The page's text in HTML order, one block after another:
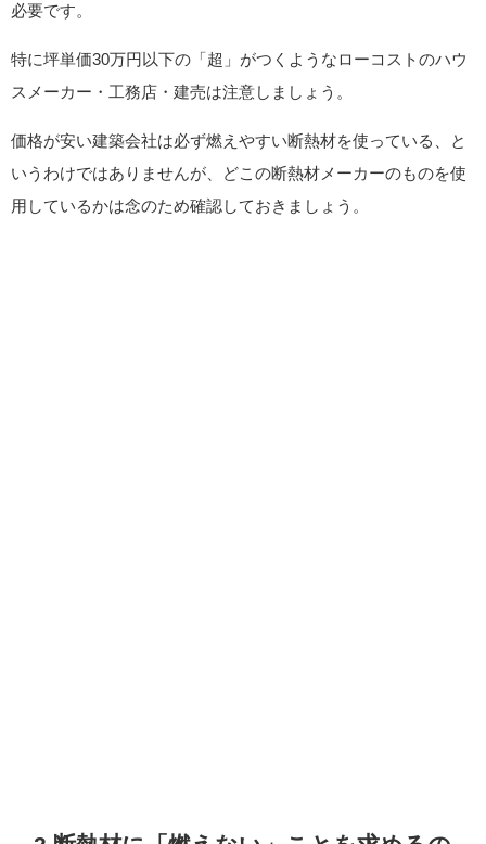
必要です。
特に坪単価30万円以下の「超」がつくようなローコストのハウ
スメーカー・工務店・建売は注意しましょう。
価格が安い建築会社は必ず燃えやすい断熱材を使っている、と
いうわけではありませんが、どこの断熱材メーカーのものを使
用しているかは念のため確認しておきましょう。